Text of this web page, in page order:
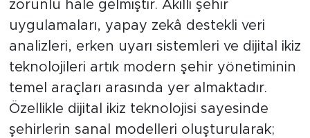
zorunlu hale gelmiştir. Akıllı şehir
uygulamaları, yapay zekâ destekli veri
analizleri, erken uyarı sistemleri ve dijital ikiz
teknolojileri artık modern şehir yönetiminin
temel araçları arasında yer almaktadır.
Özellikle dijital ikiz teknolojisi sayesinde
şehirlerin sanal modelleri oluşturularak;